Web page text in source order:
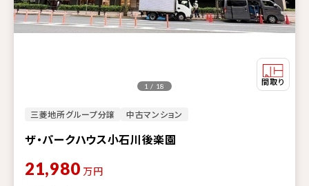
三菱地所グループ分譲 中古マンション
ザ・パークハウス小石川後楽園
1 / 18
21,980 万円